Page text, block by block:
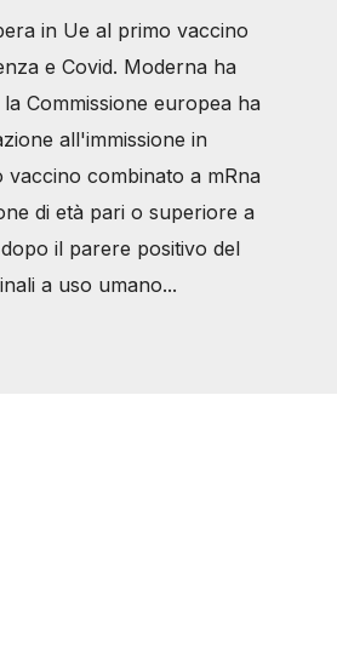
in Ue al primo vaccino
e Covid. Moderna ha
Commissione europea ha
all'immissione in
vaccino combinato a mRna
di età pari o superiore a
il parere positivo del
a uso umano...